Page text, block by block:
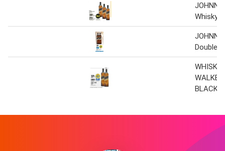
Whisky
Double
WHISKY
BLACK.